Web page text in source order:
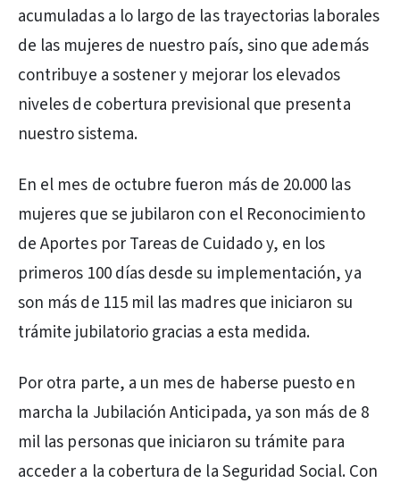
acumuladas a lo largo de las trayectorias laborales
de las mujeres de nuestro país, sino que además
contribuye a sostener y mejorar los elevados
niveles de cobertura previsional que presenta
nuestro sistema.
En el mes de octubre fueron más de 20.000 las
mujeres que se jubilaron con el Reconocimiento
de Aportes por Tareas de Cuidado y, en los
primeros 100 días desde su implementación, ya
son más de 115 mil las madres que iniciaron su
trámite jubilatorio gracias a esta medida.
Por otra parte, a un mes de haberse puesto en
marcha la Jubilación Anticipada, ya son más de 8
mil las personas que iniciaron su trámite para
acceder a la cobertura de la Seguridad Social. Con